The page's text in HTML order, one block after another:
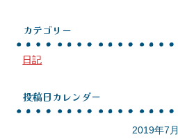
カテゴリー
日記
投稿日カレンダー
2019年7月